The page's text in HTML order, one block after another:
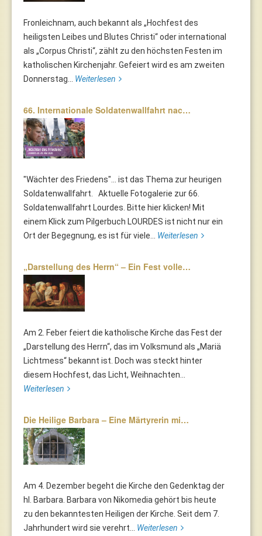
Fronleichnam, auch bekannt als „Hochfest des
heiligsten Leibes und Blutes Christi“ oder international
als „Corpus Christi“, zählt zu den höchsten Festen im
katholischen Kirchenjahr. Gefeiert wird es am zweiten
Donnerstag... Weiterlesen
66. Internationale Soldatenwallfahrt nac…
"Wächter des Friedens"... ist das Thema zur heurigen
Soldatenwallfahrt. Aktuelle Fotogalerie zur 66.
Soldatenwallfahrt Lourdes. Bitte hier klicken! Mit
einem Klick zum Pilgerbuch LOURDES ist nicht nur ein
Ort der Begegnung, es ist für viele... Weiterlesen
„Darstellung des Herrn“ – Ein Fest volle…
Am 2. Feber feiert die katholische Kirche das Fest der
„Darstellung des Herrn“, das im Volksmund als „Mariä
Lichtmess“ bekannt ist. Doch was steckt hinter
diesem Hochfest, das Licht, Weihnachten...
Weiterlesen
Die Heilige Barbara – Eine Märtyrerin mi…
Am 4. Dezember begeht die Kirche den Gedenktag der
hl. Barbara. Barbara von Nikomedia gehört bis heute
zu den bekanntesten Heiligen der Kirche. Seit dem 7.
Jahrhundert wird sie verehrt... Weiterlesen